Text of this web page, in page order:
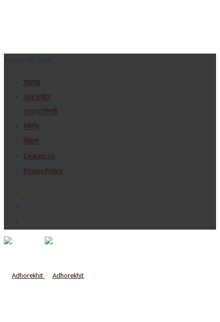
मुखपृष्ठ
न्यूज अपडेट
आमच्या विषयी
स्पोर्ट्स
शिक्षण
Contact Us
Privacy Policy